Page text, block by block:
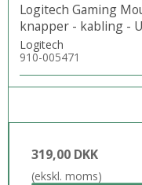
Logitech Gaming
knapper - kabling -
Logitech
910-005471
319,00 DKK
(ekskl. moms)